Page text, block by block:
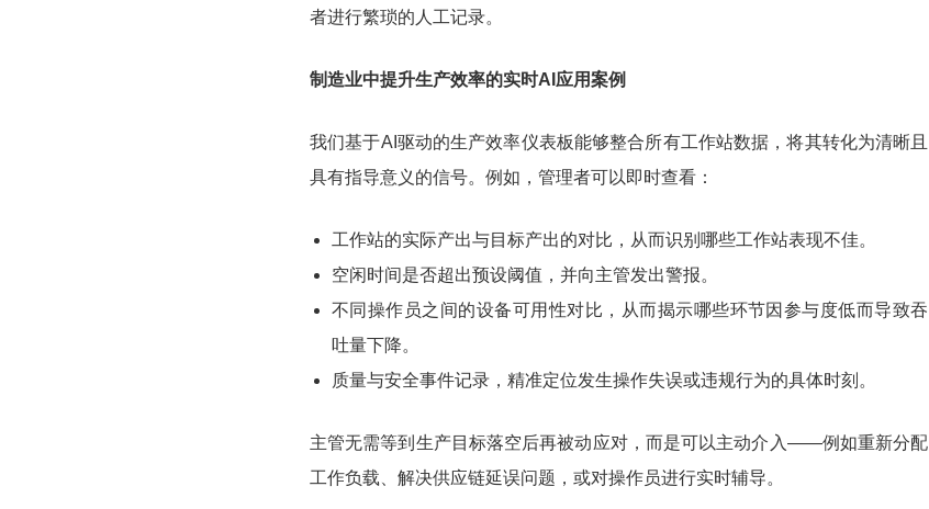
者进行繁琐的人工记录。
制造业中提升生产效率的实时AI应用案例
我们基于AI驱动的生产效率仪表板能够整合所有工作站数据，将其转化为清晰且
具有指导意义的信号。例如，管理者可以即时查看：
工作站的实际产出与目标产出的对比，从而识别哪些工作站表现不佳。
空闲时间是否超出预设阈值，并向主管发出警报。
不同操作员之间的设备可用性对比，从而揭示哪些环节因参与度低而导致吞
吐量下降。
质量与安全事件记录，精准定位发生操作失误或违规行为的具体时刻。
主管无需等到生产目标落空后再被动应对，而是可以主动介入——例如重新分配
工作负载、解决供应链延误问题，或对操作员进行实时辅导。